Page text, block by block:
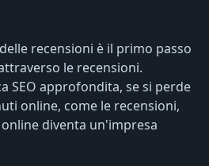
recensioni è il primo passo
le recensioni.
SEO approfondita, se si perde
online, come le recensioni,
diventa un'impresa